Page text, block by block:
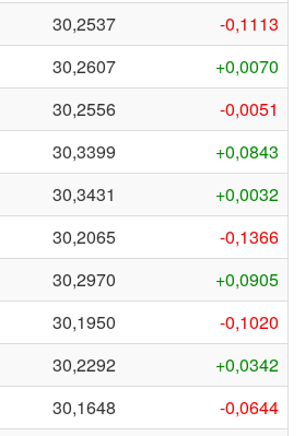
30,2537
-0,1113
30,2607
+0,0070
30,2556
-0,0051
30,3399
+0,0843
30,3431
+0,0032
30,2065
-0,1366
30,2970
+0,0905
30,1950
-0,1020
30,2292
+0,0342
30,1648
-0,0644